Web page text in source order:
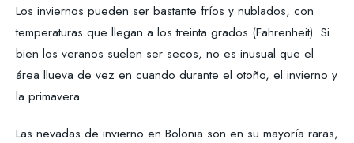
Los inviernos pueden ser bastante fríos y nublados, con
temperaturas que llegan a los treinta grados (Fahrenheit). Si
bien los veranos suelen ser secos, no es inusual que el
área llueva de vez en cuando durante el otoño, el invierno y
la primavera.
Las nevadas de invierno en Bolonia son en su mayoría raras,